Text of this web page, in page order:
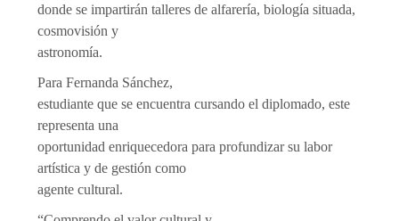
donde se impartirán talleres de alfarería, biología situada,
cosmovisión y
astronomía.
Para Fernanda Sánchez,
estudiante que se encuentra cursando el diplomado, este
representa una
oportunidad enriquecedora para profundizar su labor
artística y de gestión como
agente cultural.